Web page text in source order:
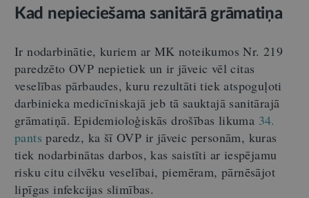
Kad nepieciešama sanitārā grāmatiņa
Ir nodarbinātie, kuriem ar MK noteikumos Nr. 219
paredzēto OVP nepietiek un ir jāveic vēl citas
veselības pārbaudes, kuru rezultāti tiek atspoguļoti
darbinieka medicīniskajā jeb tā sauktajā sanitārajā
grāmatiņā. Epidemioloģiskās drošības likuma 34.
pants paredz, ka šī OVP ir jāveic personām, kuras
tiek nodarbinātas darbos, kas saistīti ar iespējamu
risku citu cilvēku veselībai, piemēram, pārnēsājot
lipīgas infekcijas slimības.